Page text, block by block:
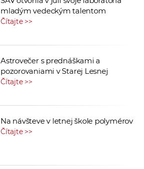
mladým vedeckým talentom
Čítajte >>
Astrovečer s prednáškami a
pozorovaniami v Starej Lesnej
Čítajte >>
Na návšteve v letnej škole polymérov
Čítajte >>